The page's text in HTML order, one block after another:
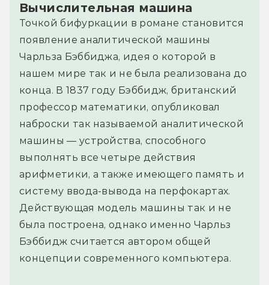
Вычислительная машина
Точкой бифуркации в романе становится
появление аналитической машины
Чарльза Бэббиджа, идея о которой в
нашем мире так и не была реализована до
конца. В 1837 году Бэббидж, британский
профессор математики, опубликовал
наброски так называемой аналитической
машины — устройства, способного
выполнять все четыре действия
арифметики, а также имеющего память и
систему ввода-вывода на перфокартах.
Действующая модель машины так и не
была построена, однако именно Чарльз
Бэббидж считается автором общей
концепции современного компьютера.